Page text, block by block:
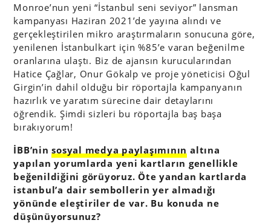
Monroe’nun yeni “İstanbul seni seviyor” lansman
kampanyası Haziran 2021’de yayına alındı ve
gerçekleştirilen mikro araştırmaların sonucuna göre,
yenilenen İstanbulkart için %85’e varan beğenilme
oranlarına ulaştı. Biz de ajansın kurucularından
Hatice Çağlar, Onur Gökalp ve proje yöneticisi Oğul
Girgin’in dahil olduğu bir röportajla kampanyanın
hazırlık ve yaratım sürecine dair detaylarını
öğrendik. Şimdi sizleri bu röportajla baş başa
bırakıyorum!
İBB’ninsosyal medya paylaşımının altına
yapılan yorumlarda yeni kartların genellikle
beğenildiğini görüyoruz. Öte yandan kartlarda
istanbul’a dair sembollerin yer almadığı
yönünde eleştiriler de var. Bu konuda ne
düşünüyorsunuz?